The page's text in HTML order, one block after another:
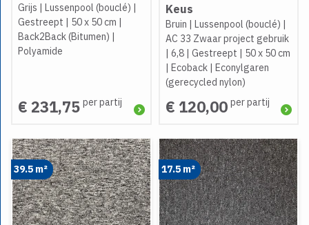
Grijs | Lussenpool (bouclé) |
Gestreept | 50 x 50 cm |
Back2Back (Bitumen) |
Polyamide
€ 231,75 per partij
Keus
Bruin | Lussenpool (bouclé) |
AC 33 Zwaar project gebruik
| 6,8| Gestreept | 50 x 50 cm
| Ecoback| Econylgaren
(gerecycled nylon)
€ 120,00 per partij
39.5 m² 17.5 m²